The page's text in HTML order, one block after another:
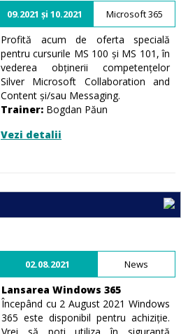
09.2021 și 10.2021 Microsoft 365
Profită acum de oferta specială
pentru cursurile MS 100 și MS 101, în
vederea obținerii competențelor
Silver Microsoft Collaboration and
Content și/sau Messaging.
Trainer: Bogdan Păun
Vezi detalii
02.08.2021 News
Lansarea Windows 365
Începând cu 2 August 2021 Windows
365 este disponibil pentru achiziție.